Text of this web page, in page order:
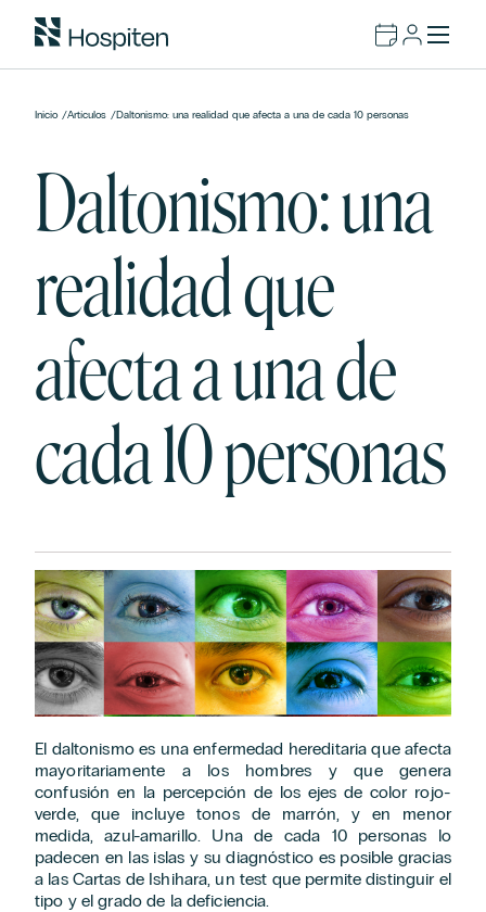
Inicio /Artículos /Daltonismo: una realidad que afecta a una de cada 10 personas
Daltonismo: una
realidad que
afecta a una de
cada 10 personas
El daltonismo es una enfermedad hereditaria que afecta
mayoritariamente a los hombres y que genera
confusión en la percepción de los ejes de color rojo-
verde, que incluye tonos de marrón, y en menor
medida, azul-amarillo. Una de cada 10 personas lo
padecen en las islas y su diagnóstico es posible gracias
a las Cartas de Ishihara, un test que permite distinguir el
tipo y el grado de la deficiencia.